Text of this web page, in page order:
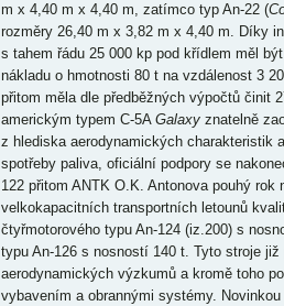
m x 4,40 m x 4,40 m, zatímco typ An-22 (
rozměry 26,40 m x 3,82 m x 4,40 m. Díky
s tahem řádu 25 000 kp pod křídlem měl
nákladu o hmotnosti 80 t na vzdálenost 3
přitom měla dle předběžných výpočtů činit
americkým typem C-5A Galaxyznatelně
z hlediska aerodynamických charakteristik
spotřeby paliva, oficiální podpory se
122 přitom ANTK O.K. Antonova pouhý rok
velkokapacitních transportních letounů
čtyřmotorového typu An-124 (iz.200) s
typu An-126 s nosností 140 t. Tyto stroje
aerodynamických výzkumů a kromě toho
vybavením a obrannými systémy.